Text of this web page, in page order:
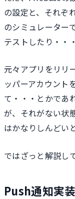
の設定と、それぞ
のシミュレーター
テストしたり・・
元々アプリをリリ
ッパーアカウント
て・・・とかであ
が、それがない状
はかなりしんどい
ではざっと解説し
Push通知実